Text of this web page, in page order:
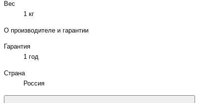
Вес
1 кг
О производителе и гарантии
Гарантия
1 год
Страна
Россия